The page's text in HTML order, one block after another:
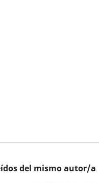
del mismo autor/a